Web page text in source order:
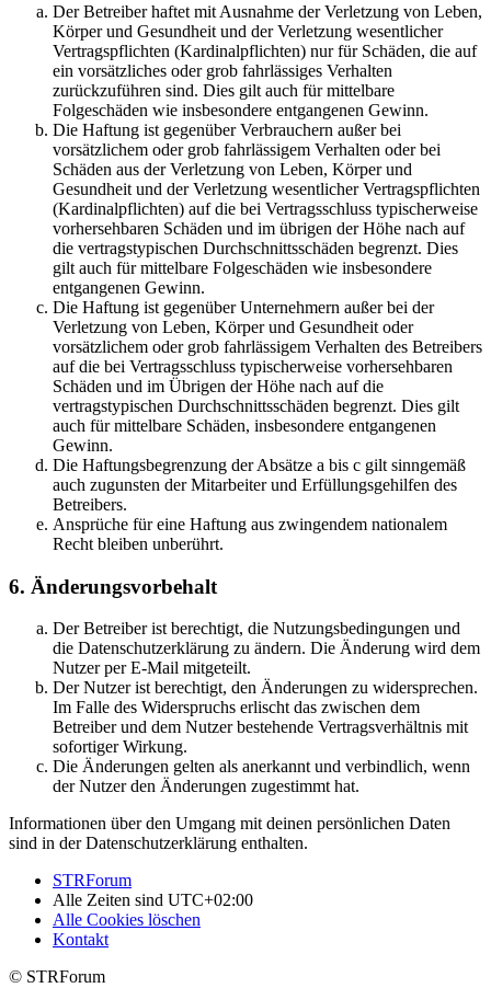
Der Betreiber haftet mit Ausnahme der Verletzung von Leben,
Körper und Gesundheit und der Verletzung wesentlicher
Vertragspflichten (Kardinalpflichten) nur für Schäden, die auf
ein vorsätzliches oder grob fahrlässiges Verhalten
zurückzuführen sind. Dies gilt auch für mittelbare
Folgeschäden wie insbesondere entgangenen Gewinn.
Die Haftung ist gegenüber Verbrauchern außer bei
vorsätzlichem oder grob fahrlässigem Verhalten oder bei
Schäden aus der Verletzung von Leben, Körper und
Gesundheit und der Verletzung wesentlicher Vertragspflichten
(Kardinalpflichten) auf die bei Vertragsschluss typischerweise
vorhersehbaren Schäden und im übrigen der Höhe nach auf
die vertragstypischen Durchschnittsschäden begrenzt. Dies
gilt auch für mittelbare Folgeschäden wie insbesondere
entgangenen Gewinn.
Die Haftung ist gegenüber Unternehmern außer bei der
Verletzung von Leben, Körper und Gesundheit oder
vorsätzlichem oder grob fahrlässigem Verhalten des Betreibers
auf die bei Vertragsschluss typischerweise vorhersehbaren
Schäden und im Übrigen der Höhe nach auf die
vertragstypischen Durchschnittsschäden begrenzt. Dies gilt
auch für mittelbare Schäden, insbesondere entgangenen
Gewinn.
Die Haftungsbegrenzung der Absätze a bis c gilt sinngemäß
auch zugunsten der Mitarbeiter und Erfüllungsgehilfen des
Betreibers.
Ansprüche für eine Haftung aus zwingendem nationalem
Recht bleiben unberührt.
6. Änderungsvorbehalt
Der Betreiber ist berechtigt, die Nutzungsbedingungen und
die Datenschutzerklärung zu ändern. Die Änderung wird dem
Nutzer per E-Mail mitgeteilt.
Der Nutzer ist berechtigt, den Änderungen zu widersprechen.
Im Falle des Widerspruchs erlischt das zwischen dem
Betreiber und dem Nutzer bestehende Vertragsverhältnis mit
sofortiger Wirkung.
Die Änderungen gelten als anerkannt und verbindlich, wenn
der Nutzer den Änderungen zugestimmt hat.
Informationen über den Umgang mit deinen persönlichen Daten
sind in der Datenschutzerklärung enthalten.
STRForum
Alle Zeiten sind UTC+02:00
Alle Cookies löschen
Kontakt
© STRForum